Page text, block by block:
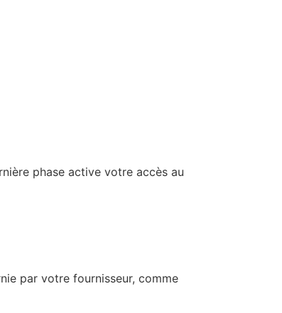
phase active votre accès au
par votre fournisseur, comme